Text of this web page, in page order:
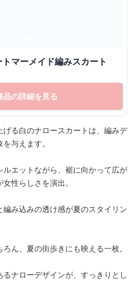
マーメイド編みスカート
品の詳細を見る
げる白のナロースカートは、編みデ
与えます。
エットながら、裾に向かって広が
性らしさを演出。
み込みの透け感が夏のスタイリン
ん、夏の街歩きにも映える一枚。
ナローデザインが、すっきりとし